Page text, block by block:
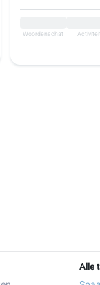
Woordenschat Activiteit
Alle